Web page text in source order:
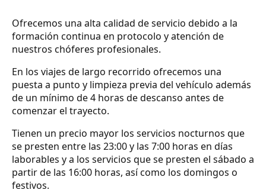
Ofrecemos una alta calidad de servicio debido a la
formación continua en protocolo y atención de
nuestros chóferes profesionales.
En los viajes de largo recorrido ofrecemos una
puesta a punto y limpieza previa del vehículo además
de un mínimo de 4 horas de descanso antes de
comenzar el trayecto.
Tienen un precio mayor los servicios nocturnos que
se presten entre las 23:00 y las 7:00 horas en días
laborables y a los servicios que se presten el sábado a
partir de las 16:00 horas, así como los domingos o
festivos.